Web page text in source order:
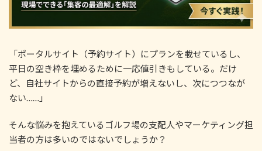
「ポータルサイト（予約サイト）にプランを載せているし、
平日の空き枠を埋めるために一応値引きもしている。だけ
ど、自社サイトからの直接予約が増えないし、次につつなが
ない……」
そんな悩みを抱えているゴルフ場の支配人やマーケティング担
当者の方は多いのではないでしょうか？